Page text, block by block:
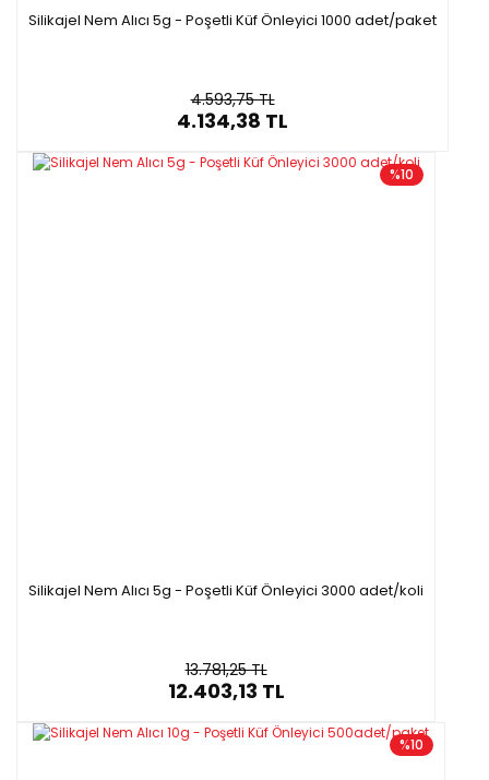
Silikajel Nem Alıcı 5g - Poşetli Küf Önleyici 1000 adet/paket
4.593,75 TL
4.134,38 TL
%10
Silikajel Nem Alıcı 5g - Poşetli Küf Önleyici 3000 adet/koli
13.781,25 TL
12.403,13 TL
%10